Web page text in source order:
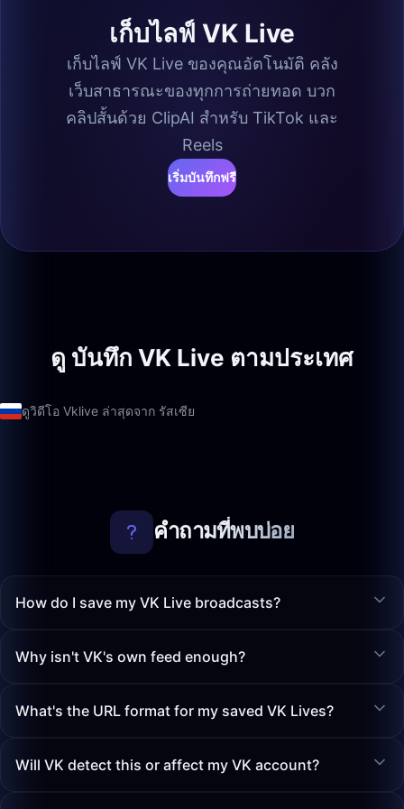
เก็บไลฟ์ VK Live
เก็บไลฟ์ VK Live ของคุณอัตโนมัติ คลัง
เว็บสาธารณะของทุกการถ่ายทอด บวก
คลิปสั้นด้วย ClipAI สำหรับ TikTok และ
Reels
เริ่มบันทึกฟรี
ดู บันทึก VK Live ตามประเทศ
ดูวิดีโอ Vklive ล่าสุดจาก รัสเซีย
คำถามที่พบบ่อย
How do I save my VK Live broadcasts?
Why isn't VK's own feed enough?
What's the URL format for my saved VK Lives?
Will VK detect this or affect my VK account?